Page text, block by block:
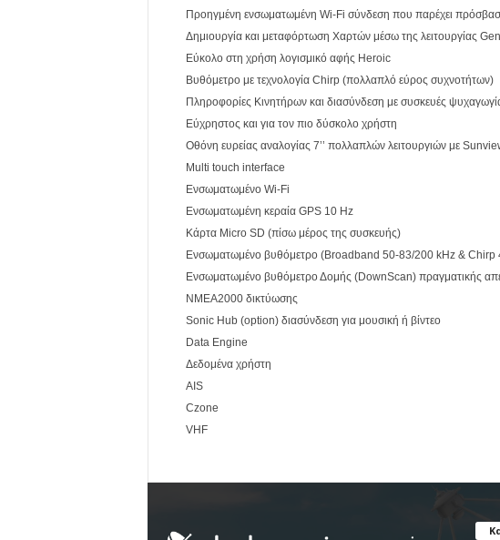
Προηγμένη ενσωματωμένη Wi-Fi σύνδεση που παρέχει
Δημιουργία και μεταφόρτωση Χαρτών μέσω της λειτουργίας
Εύκολο στη χρήση λογισμικό αφής Heroic
Βυθόμετρο με τεχνολογία Chirp (πολλαπλό εύρος συχνοτήτων)
Πληροφορίες Κινητήρων και διασύνδεση με συσκευές
Εύχρηστος και για τον πιο δύσκολο χρήστη
Οθόνη ευρείας αναλογίας 7’’ πολλαπλών λειτουργιών με
Multi touch interface
Ενσωματωμένο Wi-Fi
Ενσωματωμένη κεραία GPS 10 Hz
Κάρτα Micro SD (πίσω μέρος της συσκευής)
Ενσωματωμένο βυθόμετρο (Broadband 50-83/200 kHz & Chirp
Ενσωματωμένο βυθόμετρο Δομής (DownScan) πραγματικής
NMEA2000 δικτύωσης
Sonic Hub (option) διασύνδεση για μουσική ή βίντεο
Data Engine
Δεδομένα χρήστη
AIS
Czone
VHF